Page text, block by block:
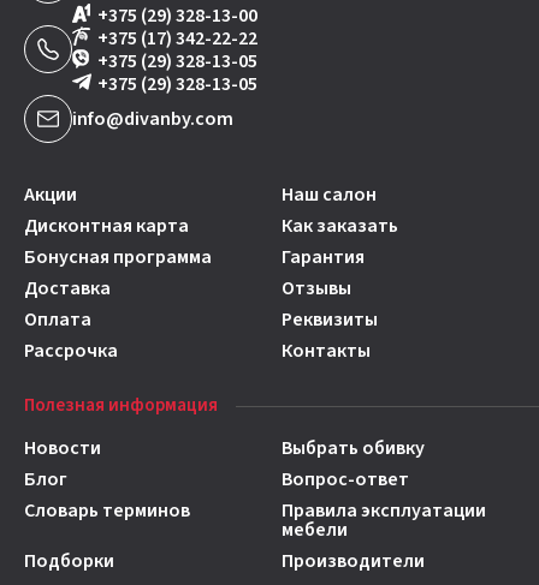
+375 (29) 328-13-00
+375 (17) 342-22-22
+375 (29) 328-13-05
+375 (29) 328-13-05
info@divanby.com
Акции
Наш салон
Дисконтная карта
Как заказать
Бонусная программа
Гарантия
Доставка
Отзывы
Оплата
Реквизиты
Рассрочка
Контакты
Полезная информация
Новости
Выбрать обивку
Блог
Вопрос-ответ
Словарь терминов
Правила эксплуатации
мебели
Подборки
Производители